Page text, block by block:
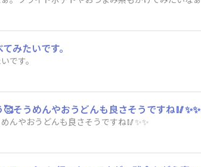
みたいです。
です。
そうめんやおうどんも良さそうですね🥢✨️✨️
んやおうどんも良さそうですね🥢✨️✨️